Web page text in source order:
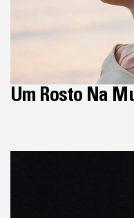
Um Rosto Na